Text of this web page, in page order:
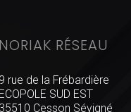
NORIAK RÉSEAU
9 rue de la Frébardière
ECOPOLE SUD EST
35510 Cesson Sévigné